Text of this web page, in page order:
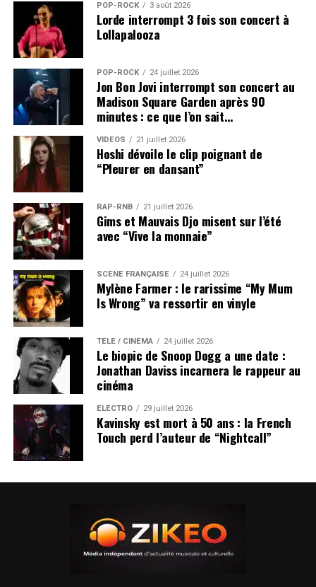
POP-ROCK 3 août 2026
Lorde interrompt 3 fois son concert à
Lollapalooza
POP-ROCK 24 juillet 2026
Jon Bon Jovi interrompt son concert au
Madison Square Garden après 90
minutes : ce que l’on sait…
VIDEOS 21 juillet 2026
Hoshi dévoile le clip poignant de
“Pleurer en dansant”
RAP-RNB 21 juillet 2026
Gims et Mauvais Djo misent sur l’été
avec “Vive la monnaie”
SCÈNE FRANÇAISE 24 juillet 2026
Mylène Farmer : le rarissime “My Mum
Is Wrong” va ressortir en vinyle
TÉLÉ / CINÉMA 24 juillet 2026
Le biopic de Snoop Dogg a une date :
Jonathan Daviss incarnera le rappeur au
cinéma
ÉLECTRO 29 juillet 2026
Kavinsky est mort à 50 ans : la French
Touch perd l’auteur de “Nightcall”